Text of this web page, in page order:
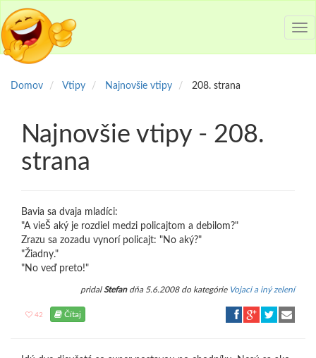
Domov Vtipy Najnovšie vtipy 208. strana
Najnovšie vtipy - 208.
strana
Bavia sa dvaja mladíci:
"A vieŠ aký je rozdiel medzi policajtom a debilom?"
Zrazu sa zozadu vynorí policajt: "No aký?"
"Žiadny."
"No veď preto!"
pridalStefandňa 5.6.2008 do kategórie Vojaci a iný zelení
42 Čítaj